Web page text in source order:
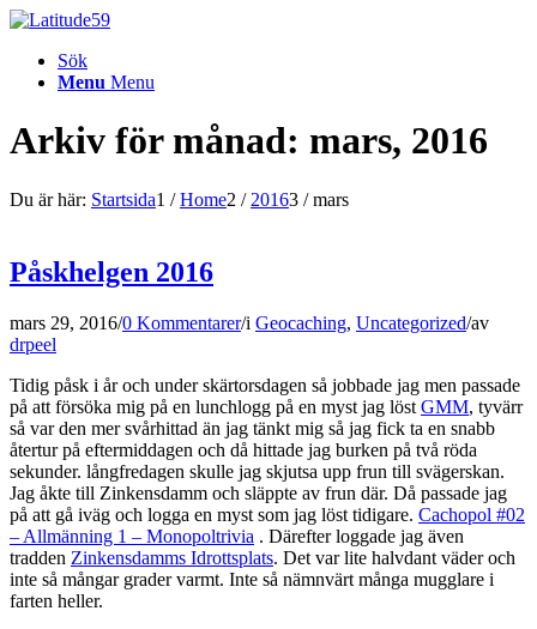
Sök
Menu Menu
Arkiv för månad: mars, 2016
Du är här: Startsida1 / Home2 / 20163 / mars
Påskhelgen 2016
mars 29, 2016/0 Kommentarer/i Geocaching, Uncategorized/av
drpeel
Tidig påsk i år och under skärtorsdagen så jobbade jag men passade
på att försöka mig på en lunchlogg på en myst jag löst GMM, tyvärr
så var den mer svårhittad än jag tänkt mig så jag fick ta en snabb
återtur på eftermiddagen och då hittade jag burken på två röda
sekunder. långfredagen skulle jag skjutsa upp frun till svägerskan.
Jag åkte till Zinkensdamm och släppte av frun där. Då passade jag
på att gå iväg och logga en myst som jag löst tidigare. Cachopol #02
– Allmänning 1 – Monopoltrivia . Därefter loggade jag även
tradden Zinkensdamms Idrottsplats. Det var lite halvdant väder och
inte så mångar grader varmt. Inte så nämnvärt många mugglare i
farten heller.